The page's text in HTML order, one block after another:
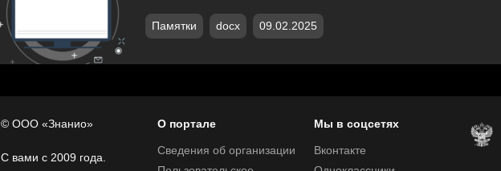
Памятки docx 09.02.2025
© ООО «Знанио»
С вами с 2009 года.
О портале
Сведения об организации
Мы в соцсетях
Вконтакте